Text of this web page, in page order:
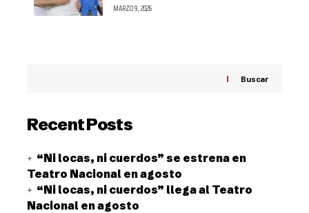
MARZO 9, 2026
Buscar
Recent Posts
“Ni locas, ni cuerdos” se estrena en
Teatro Nacional en agosto
“Ni locas, ni cuerdos” llega al Teatro
Nacional en agosto